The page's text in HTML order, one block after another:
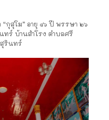
กุสุโม” อายุ ๔๖ ปี พรรษา ๒๖
ทร์ บ้านสำโรง ตำบลศรี
รินทร์